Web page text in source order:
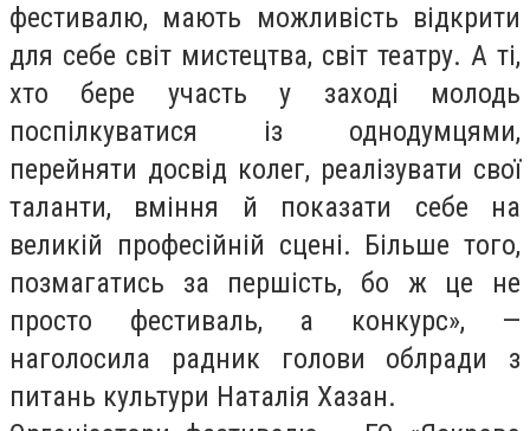
фестивалю, мають можливість відкрити
для себе світ мистецтва, світ театру. А ті,
хто бере участь у заході молодь
поспілкуватися із однодумцями,
перейняти досвід колег, реалізувати свої
таланти, вміння й показати себе на
великій професійній сцені. Більше того,
позмагатись за першість, бо ж це не
просто фестиваль, а конкурс», —
наголосила радник голови облради з
питань культури Наталія Хазан.